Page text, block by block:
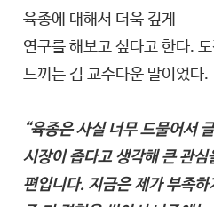
육종에 대해서 더욱 깊게
연구를 해보고 싶다고 한다.
느끼는 김 교수다운 말이었다.
“육종은 사실 너무 드물어서
시장이 좁다고 생각해 큰 관심
편입니다. 지금은 제가 부족하